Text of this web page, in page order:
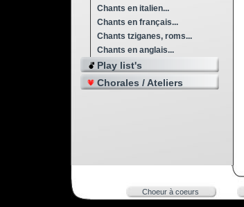
Chants en italien...
Chants en français...
Chants tziganes, roms...
Chants en anglais...
Play list's
Chorales / Ateliers
Choeur à coeurs